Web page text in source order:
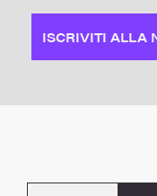
ISCRIVITI ALLA